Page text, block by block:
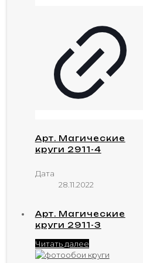
Арт. Магические
круги 2911-4
Дата
28.11.2022
Арт. Магические
круги 2911-3
Читать далее